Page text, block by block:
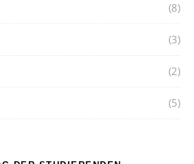
(8)
(3)
(2)
(5)